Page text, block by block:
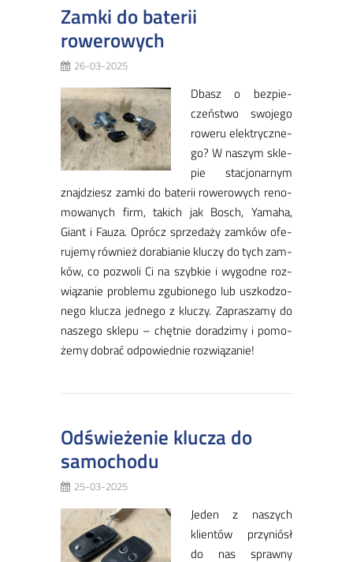
Zamki do baterii
rowerowych
26-03-2025
Dbasz o bez­pie­
czeń­stwo swo­je­go
ro­we­ru elek­trycz­ne­
go? W na­szym skle­
pie sta­cjo­nar­nym
znaj­dziesz zam­ki do ba­te­rii ro­we­ro­wych re­no­
mo­wa­nych firm, ta­kich jak Bosch, Ya­ma­ha,
Giant i Fau­za. Oprócz sprze­da­ży zam­ków ofe­
ru­je­my rów­nież do­ra­bia­nie klu­czy do tych zam­
ków, co po­zwo­li Ci na szyb­kie i wy­god­ne roz­
wią­za­nie pro­ble­mu zgu­bio­ne­go lub uszko­dzo­
ne­go klu­cza jed­ne­go z klu­czy. Za­pra­sza­my do
na­sze­go skle­pu – chęt­nie do­ra­dzi­my i po­mo­
że­my do­brać od­po­wied­nie roz­wią­za­nie!
Odświeżenie klucza do
samochodu
25-03-2025
Je­den z na­szych
klien­tów przy­niósł
do nas spraw­ny